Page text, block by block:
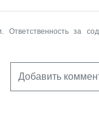
за
Добавить